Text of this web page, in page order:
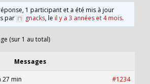
1 participant et a été mis à jour
par
gnacks, leil y a 3 années et 4 mois.
(sur 1 au total)
Messages
27 min #1234